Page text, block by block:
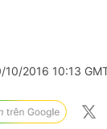
10/2016 10:13